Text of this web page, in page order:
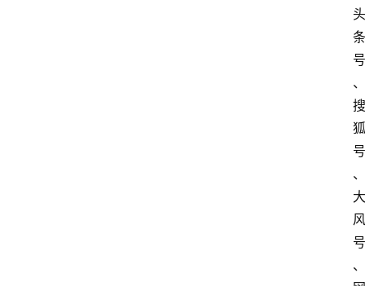
头
条
号
、
搜
狐
号
、
大
风
号
、